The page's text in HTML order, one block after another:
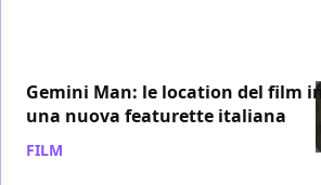
Gemini Man: le location del film in
una nuova featurette italiana
FILM